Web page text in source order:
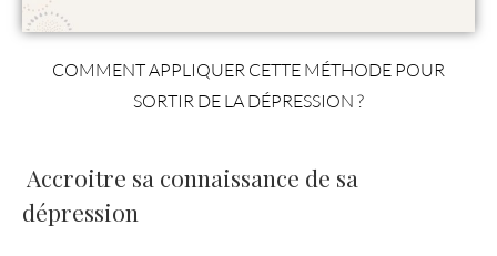
COMMENT APPLIQUER CETTE MÉTHODE POUR
SORTIR DE LA DÉPRESSION ?
Accroitre sa connaissance de sa
dépression